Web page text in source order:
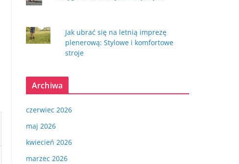
Jak ubrać się na letnią imprezę
plenerową: Stylowe i komfortowe
stroje
Archiwa
czerwiec 2026
maj 2026
kwiecień 2026
marzec 2026